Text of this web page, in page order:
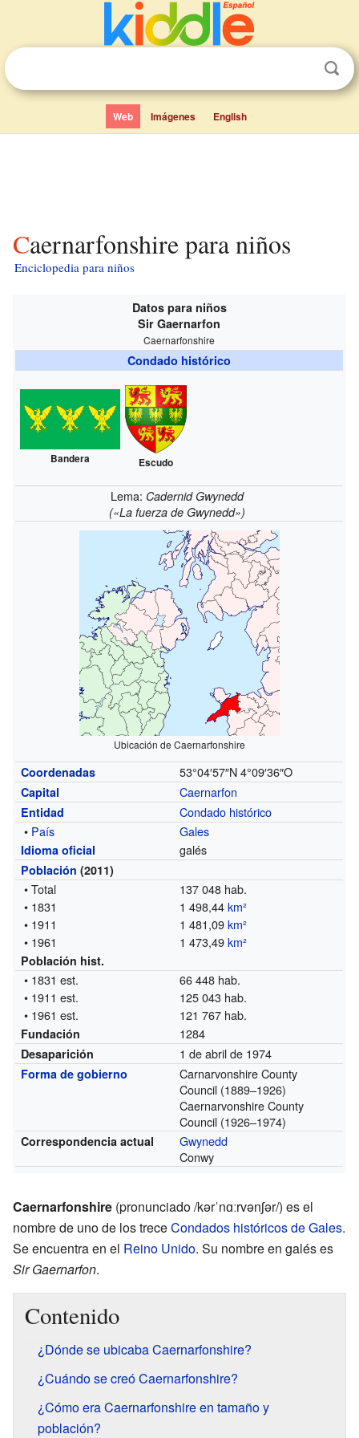
Web Imágenes English
Caernarfonshire para niños
Enciclopedia para niños
Datos para niños
Sir Gaernarfon
Caernarfonshire
Condado histórico
Bandera Escudo
Lema: Cadernid Gwynedd
(«La fuerza de Gwynedd»)
Ubicación de Caernarfonshire
Coordenadas 53°04′57″N 4°09′36″O
Capital Caernarfon
Entidad
Condado histórico
• País Gales
Idioma oficial galés
Población (2011)
• Total
137 048 hab.
• 1831
1 498,44km²
• 1911
1 481,09km²
• 1961
1 473,49km²
Población hist.
• 1831est.
66 448 hab.
• 1911est.
125 043 hab.
• 1961est. 121 767 hab.
Fundación 1284
Desaparición 1 de abril de 1974
Forma de gobierno
Carnarvonshire County
Council (1889–1926)
Caernarvonshire County
Council (1926–1974)
Correspondencia actual
Gwynedd
Conwy
Caernarfonshire (pronunciado /kərˈnɑːrvənʃər/) es el
nombre de uno de los treceCondados históricos de Gales.
Se encuentra en el Reino Unido. Su nombre en galés es
Sir Gaernarfon.
Contenido
¿Dónde se ubicaba Caernarfonshire?
¿Cuándo se creó Caernarfonshire?
¿Cómo era Caernarfonshire en tamaño y
población?